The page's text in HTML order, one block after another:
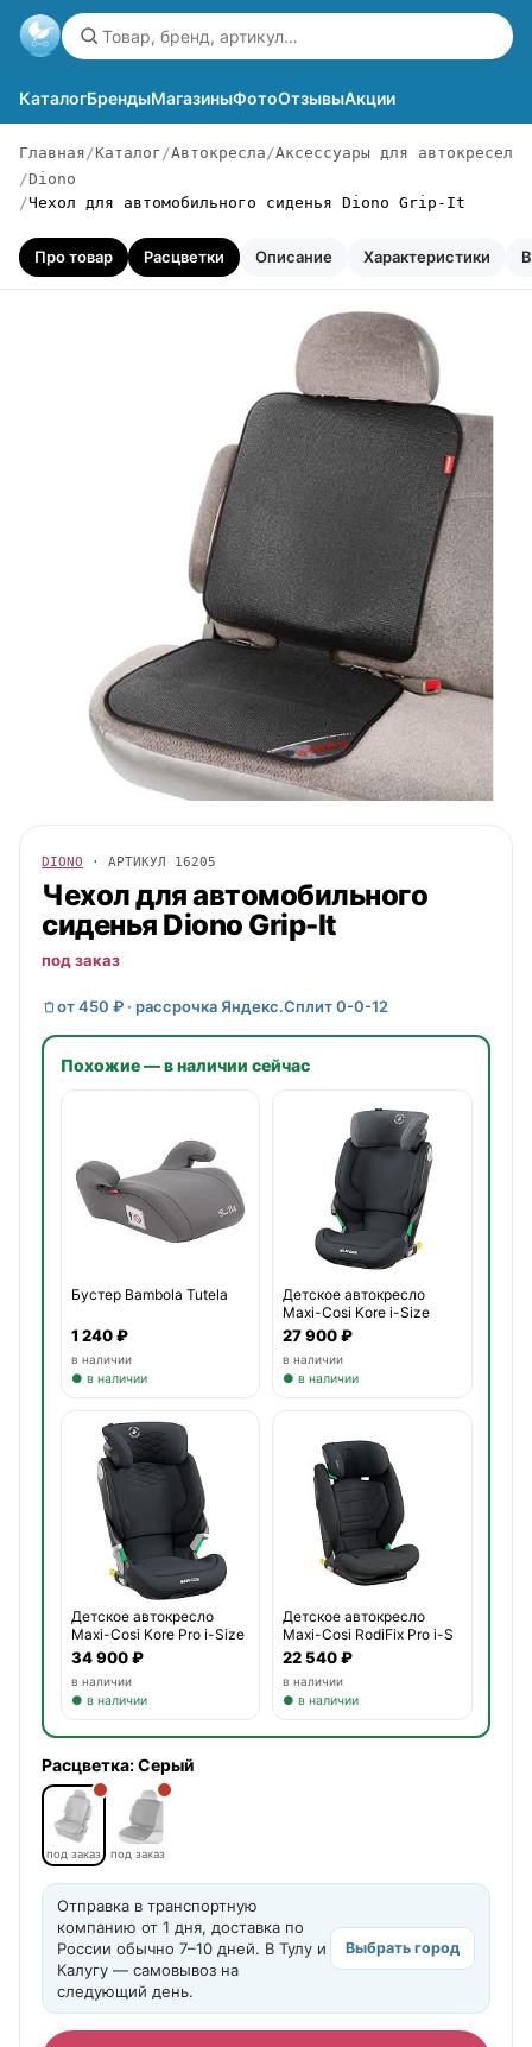
КаталогБрендыМагазиныФотоОтзывыАкции
Главная Каталог Автокресла Аксессуары для автокресел
Diono
Чехол для автомобильного сиденья Diono Grip-It
Про товар Расцветки Описание Характеристики
DIONO · АРТИКУЛ 16205
Чехол для автомобильного
сиденья Diono Grip-It
под заказ
от 450 ₽ · рассрочка Яндекс.Сплит 0-0-12
Похожие — в наличии сейчас
Бустер Bambola Tutela
1 240 ₽
в наличии
● в наличии
Детское автокресло
Maxi-Cosi Kore i-Size
27 900 ₽
в наличии
● в наличии
Детское автокресло
Maxi-Cosi Kore Pro i-Size
34 900 ₽
в наличии
● в наличии
Детское автокресло
Maxi-Cosi RodiFix Pro i-S
22 540 ₽
в наличии
● в наличии
Расцветка:Серый
под заказ под заказ
Отправка в транспортную
компанию от 1 дня, доставка по
России обычно 7–10 дней. В Тулу и
Калугу — самовывоз на
следующий день.
Выбрать город